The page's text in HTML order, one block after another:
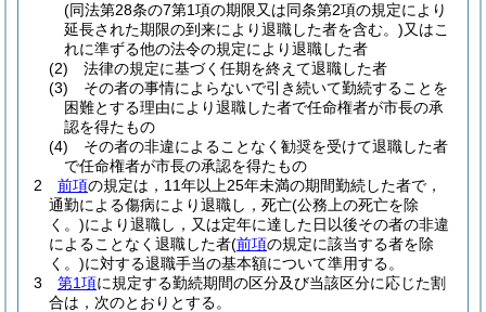
(同法第28条の7第1項の期限又は同条第2項の規定により
延長された期限の到来により退職した者を含む。)又はこ
れに準ずる他の法令の規定により退職した者
(2)
法律の規定に基づく任期を終えて退職した者
(3)
その者の事情によらないで引き続いて勤続することを
困難とする理由により退職した者で任命権者が市長の承
認を得たもの
(4)
その者の非違によることなく勧奨を受けて退職した者
で任命権者が市長の承認を得たもの
2
前項の規定は，11年以上25年未満の期間勤続した者で，
通勤による傷病により退職し，死亡(公務上の死亡を除
く。)により退職し，又は定年に達した日以後その者の非違
によることなく退職した者(前項の規定に該当する者を除
く。)に対する退職手当の基本額について準用する。
3
第1項に規定する勤続期間の区分及び当該区分に応じた割
合は，次のとおりとする。